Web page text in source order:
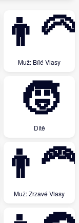
👨‍🦳
Muž: Bílé Vlasy
🧒
Dítě
👨‍🦰
Muž: Zrzavé Vlasy